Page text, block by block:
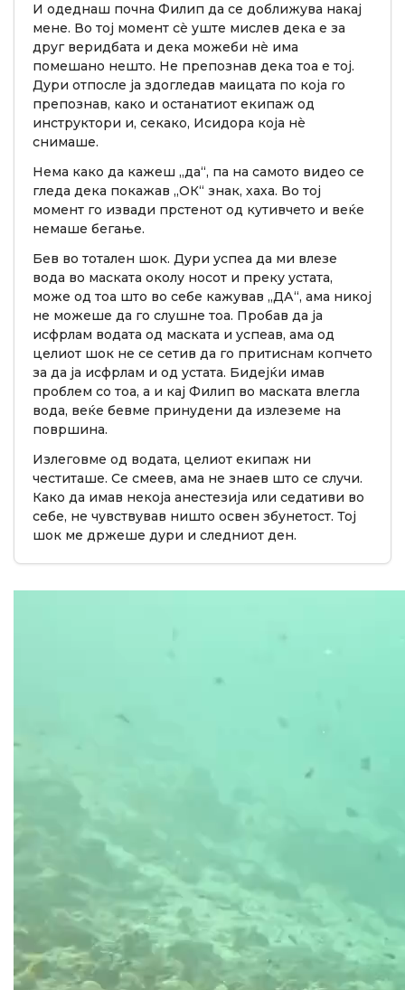
И одеднаш почна Филип да се доближува накај
мене. Во тој момент сè уште мислев дека е за
друг веридбата и дека можеби нè има
помешано нешто. Не препознав дека тоа е тој.
Дури отпосле ја здогледав маицата по која го
препознав, како и останатиот екипаж од
инструктори и, секако, Исидора која нè
снимаше.
Нема како да кажеш „да“, па на самото видео се
гледа дека покажав „ОК“ знак, хаха. Во тој
момент го извади прстенот од кутивчето и веќе
немаше бегање.
Бев во тотален шок. Дури успеа да ми влезе
вода во маската околу носот и преку устата,
може од тоа што во себе кажував „ДА“, ама никој
не можеше да го слушне тоа. Пробав да ја
исфрлам водата од маската и успеав, ама од
целиот шок не се сетив да го притиснам копчето
за да ја исфрлам и од устата. Бидејќи имав
проблем со тоа, а и кај Филип во маската влегла
вода, веќе бевме принудени да излеземе на
површина.
Излеговме од водата, целиот екипаж ни
честиташе. Се смеев, ама не знаев што се случи.
Како да имав некоја анестезија или седативи во
себе, не чувствував ништо освен збунетост. Тој
шок ме држеше дури и следниот ден.